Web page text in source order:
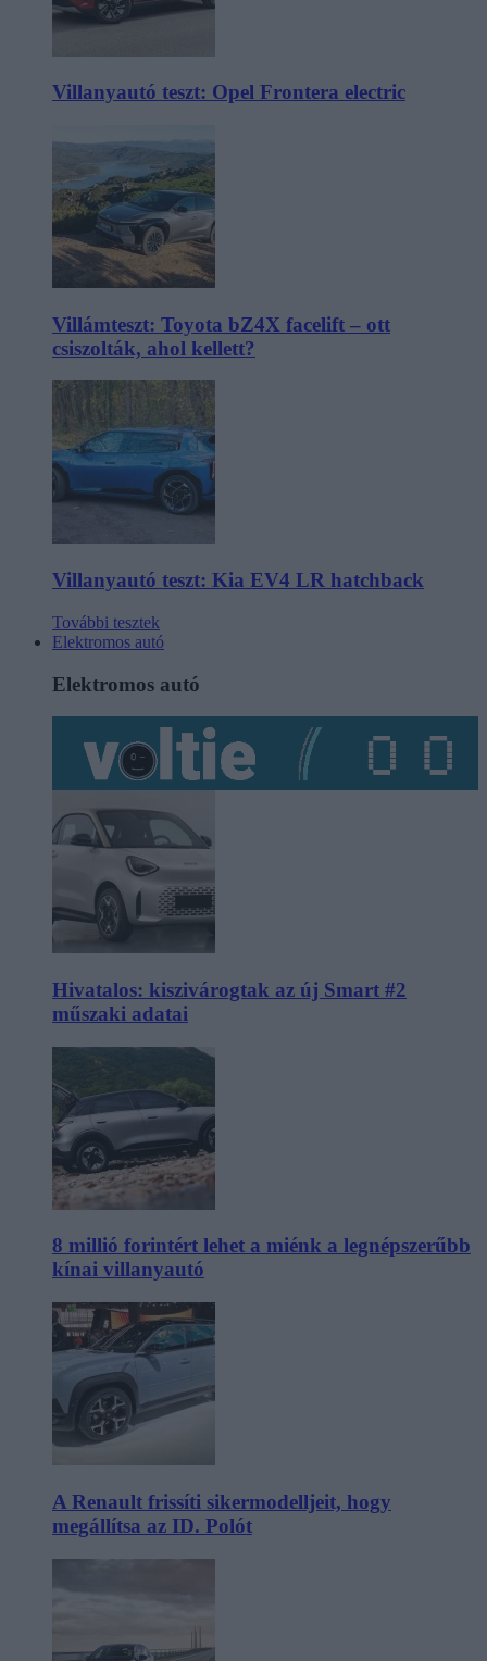
Villanyautó teszt: Opel Frontera electric
Villámteszt: Toyota bZ4X facelift – ott
csiszolták, ahol kellett?
Villanyautó teszt: Kia EV4 LR hatchback
További tesztek
Elektromos autó
Elektromos autó
Hivatalos: kiszivárogtak az új Smart #2
műszaki adatai
8 millió forintért lehet a miénk a legnépszerűbb
kínai villanyautó
A Renault frissíti sikermodelljeit, hogy
megállítsa az ID. Polót